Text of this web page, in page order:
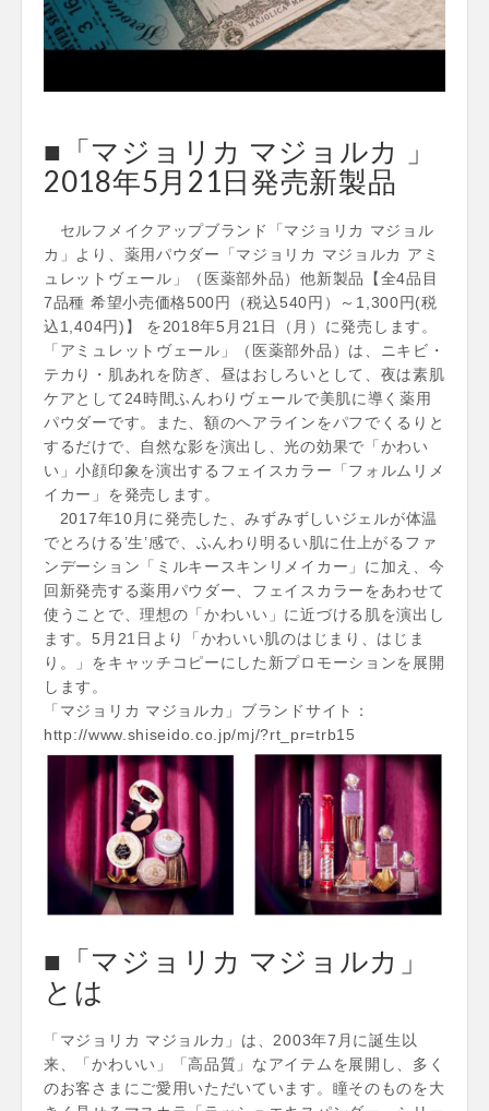
■「マジョリカ マジョルカ 」
2018年5月21日発売新製品
セルフメイクアップブランド「マジョリカ マジョル
カ」より、薬用パウダー「マジョリカ マジョルカ アミ
ュレットヴェール」（医薬部外品）他新製品【全4品目
7品種 希望小売価格500円（税込540円）～1,300円(税
込1,404円)】 を2018年5月21日（月）に発売します。
「アミュレットヴェール」（医薬部外品）は、ニキビ・
テカり・肌あれを防ぎ、昼はおしろいとして、夜は素肌
ケアとして24時間ふんわりヴェールで美肌に導く薬用
パウダーです。また、額のヘアラインをパフでくるりと
するだけで、自然な影を演出し、光の効果で「かわい
い」小顔印象を演出するフェイスカラー「フォルムリメ
イカー」を発売します。
2017年10月に発売した、みずみずしいジェルが体温
でとろける’生’感で、ふんわり明るい肌に仕上がるファ
ンデーション「ミルキースキンリメイカー」に加え、今
回新発売する薬用パウダー、フェイスカラーをあわせて
使うことで、理想の「かわいい」に近づける肌を演出し
ます。5月21日より「かわいい肌のはじまり、はじま
り。」をキャッチコピーにした新プロモーションを展開
します。
「マジョリカ マジョルカ」ブランドサイト：
http://www.shiseido.co.jp/mj/?rt_pr=trb15
■「マジョリカ マジョルカ」
とは
「マジョリカ マジョルカ」は、2003年7月に誕生以
来、「かわいい」「高品質」なアイテムを展開し、多く
のお客さまにご愛用いただいています。瞳そのものを大